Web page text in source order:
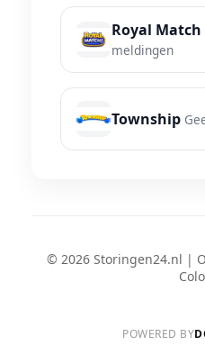
Royal Match
meldingen
Township
© 2026 Storingen24.nl |
POWERED BY